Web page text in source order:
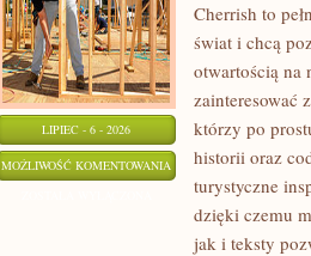
LIPIEC - 6 - 2026
MOŻLIWOŚĆ KOMENTOWANIA SINGAPUR
Cherrish to
świat i chcą
otwartością na
zainteresować
którzy po
historii oraz
turystyczne
dzięki czemu
jak i teksty